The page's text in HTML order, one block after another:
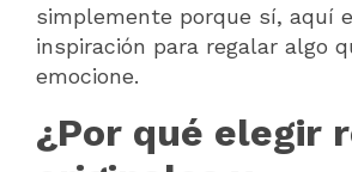
simplemente porque sí, aquí
inspiración para regalar algo
emocione.
¿Por qué elegir